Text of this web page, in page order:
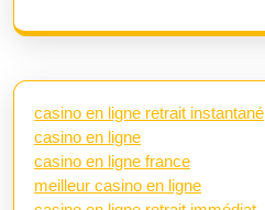
casino en ligne retrait instantané
casino en ligne
casino en ligne france
meilleur casino en ligne